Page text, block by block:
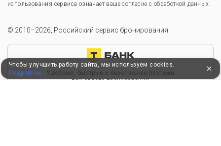
использования сервиса означает ваше согласие с обработкой данных.
© 2010–2026, Российский сервис бронирования
Удобные, быстрые и безопасные платежи
при оплате бронирований
Чтобы улучшить работу сайта, мы используем cookies.
Подробнее